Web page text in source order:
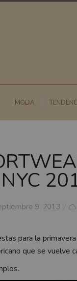
MODA
9, 2013
para la
que se vuelve